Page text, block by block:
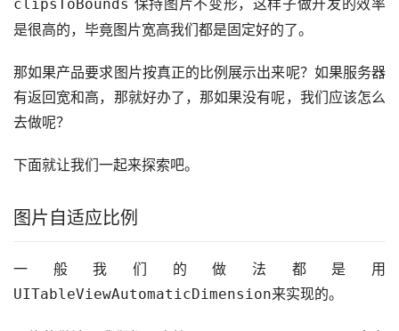
clipsToBounds 保持图片不变形，这样子做开发的效率
是很高的，毕竟图片宽高我们都是固定好的了。
那如果产品要求图片按真正的比例展示出来呢？如果服务器
有返回宽和高，那就好办了，那如果没有呢，我们应该怎么
去做呢？
下面就让我们一起来探索吧。
图片自适应比例
一般我们的做法都是用
UITableViewAutomaticDimension来实现的。